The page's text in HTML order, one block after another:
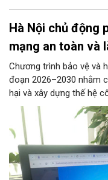
Hà Nội chủ động
mạng an toàn và
Chương trình bảo vệ và
đoạn 2026–2030 nhằm
hại và xây dựng thế hệ
phố đề ra các chỉ tiêu
tại các trường học,
truyền Internet và hỗ trợ
nhiệm vụ trọng tâm
đồng bộ, từ hoàn thiện
IPv6 đến truyền thông